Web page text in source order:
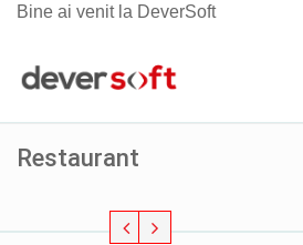
Bine ai venit la DeverSoft
Restaurant